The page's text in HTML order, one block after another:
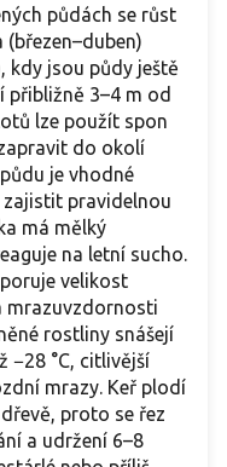
půdách se růst
kdy jsou půdy ještě
přibližně 3–4 m od
lze použít spon
do okolí
je vhodné
pravidelnou
má mělký
na letní sucho.
velikost
mrazuvzdornosti
rostliny snášejí
−28 °C, citlivější
mrazy. Keř plodí
proto se řez
a udržení 6–8